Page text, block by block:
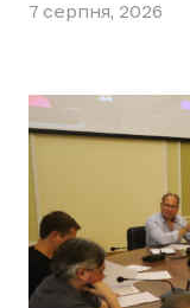
7 серпня, 2026